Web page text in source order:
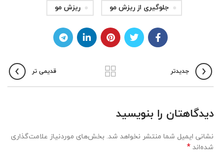
جلوگیری از ریزش مو ریزش مو
جدیدتر قدیمی تر
دیدگاهتان را بنویسید
نشانی ایمیل شما منتشر نخواهد شد. بخش‌های موردنیاز علامت‌گذاری
شده‌اند *